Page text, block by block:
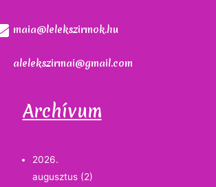
maia@lelekszirmok.hu
alelekszirmai@gmail.com
Archívum
2026.
augusztus (2)